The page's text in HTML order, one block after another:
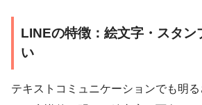
LINEの特徴：絵文字・スタン
い
テキストコミュニケーションでも明